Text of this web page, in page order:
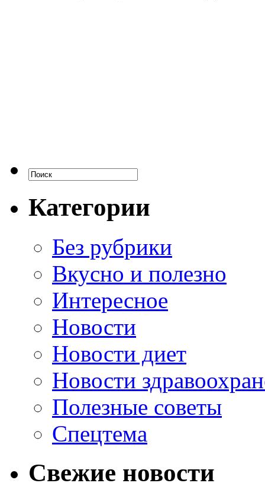
Категории
Без рубрики
Вкусно и полезно
Интересное
Новости
Новости диет
Новости
Полезные советы
Спецтема
Свежие новости